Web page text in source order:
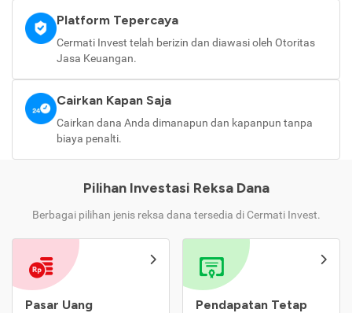
Platform Tepercaya
Cermati Invest telah berizin dan diawasi oleh Otoritas
Jasa Keuangan.
Cairkan Kapan Saja
Cairkan dana Anda dimanapun dan kapanpun tanpa
biaya penalti.
Pilihan Investasi Reksa Dana
Berbagai pilihan jenis reksa dana tersedia di Cermati Invest.
Pasar Uang Pendapatan Tetap